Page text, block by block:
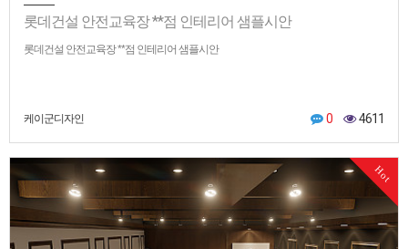
롯데건설 안전교육장 **점 인테리어 샘플시안
롯데건설 안전교육장 **점 인테리어 샘플시안
케이군디자인 0 4611
Hot